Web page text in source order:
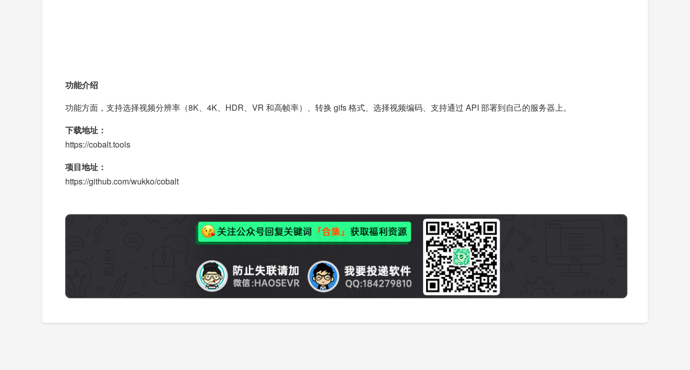
功能介绍
功能方面，支持选择视频分辨率（8K、4K、HDR、VR 和高帧率）、转换 gifs 格式、选择视频编码、支持通过 API 部署到自己的服务器上。
下载地址：
https://cobalt.tools
项目地址：
https://github.com/wukko/cobalt